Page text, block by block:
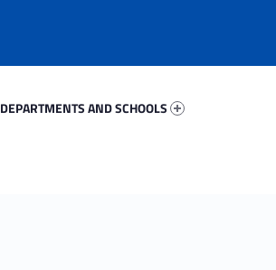
DEPARTMENTS AND SCHOOLS